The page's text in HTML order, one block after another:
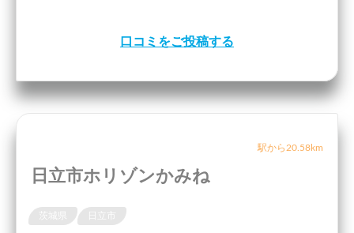
口コミをご投稿する
駅から20.58km
日立市ホリゾンかみね